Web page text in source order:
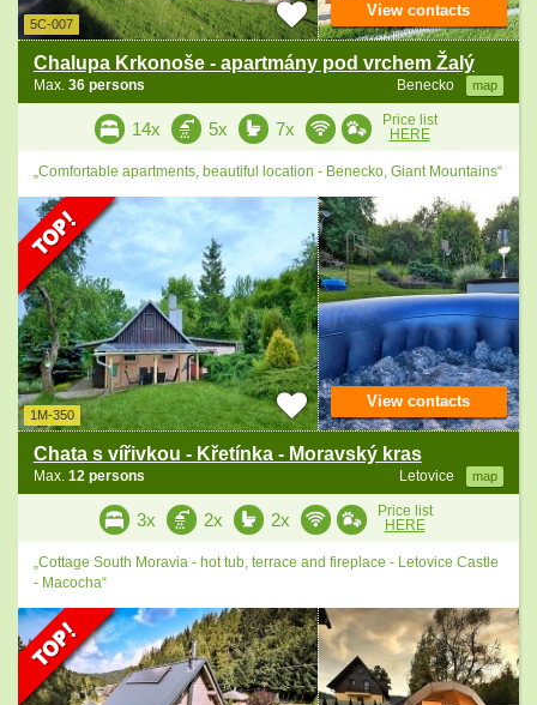
5C-007
Chalupa Krkonoše - apartmány pod vrchem Žalý
Benecko map
Max. 36 persons
View contacts
14x 5x 7x
Price list
HERE
„Comfortable apartments, beautiful location - Benecko, Giant Mountains“
1M-350
Chata s vířivkou - Křetínka - Moravský kras
Letovice map
Max. 12 persons
View contacts
3x 2x 2x
Price list
HERE
„Cottage South Moravia - hot tub, terrace and fireplace - Letovice Castle
- Macocha“